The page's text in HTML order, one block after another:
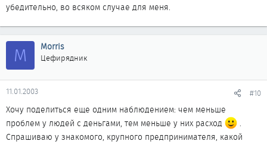
убедительно, во всяком случае для меня.
M Morris
Цефирядник
11.01.2003 #10
Хочу поделиться еще одним наблюдением: чем меньше
проблем у людей с деньгами, тем меньше у них расход
.
Спрашиваю у знакомого, крупного предпринимателя, какой